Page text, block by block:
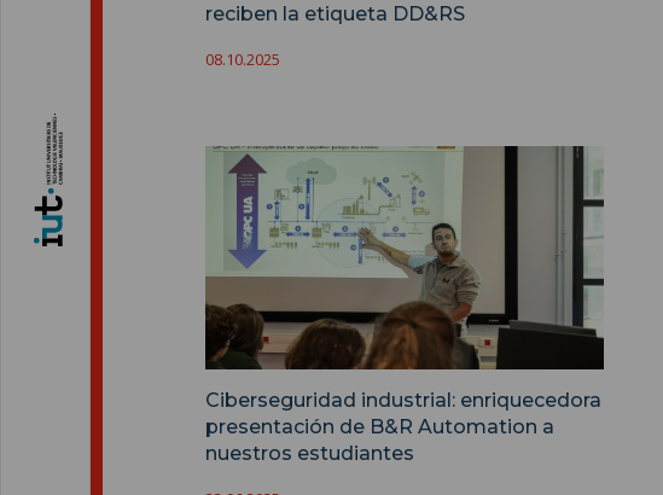
reciben la etiqueta DD&RS
08.10.2025
Ciberseguridad industrial: enriquecedora
presentación de B&R Automation a
nuestros estudiantes